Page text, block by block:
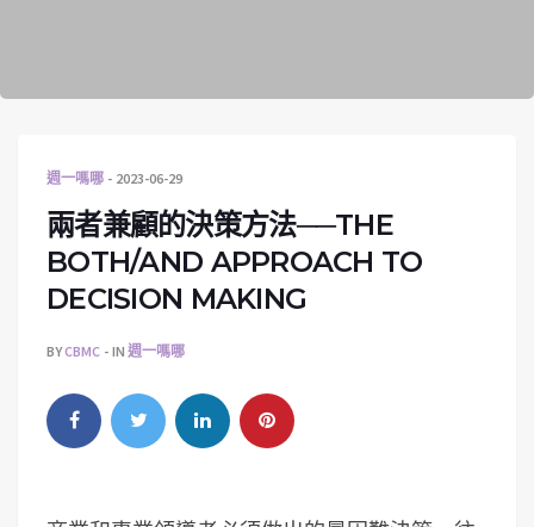
週一嗎哪 2023-06-29
兩者兼顧的決策方法──THE
BOTH/AND APPROACH TO
DECISION MAKING
BYCBMC IN 週一嗎哪